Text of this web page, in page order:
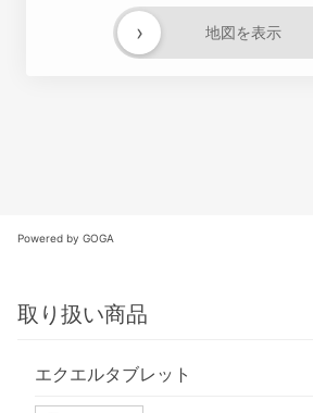
地図を表示
›
Powered by GOGA
取り扱い商品
エクエルタブレット